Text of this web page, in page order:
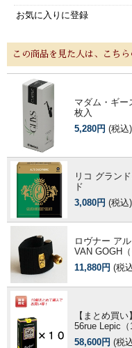
お気に入りに登録
この商品を見た人は、こち
マダム・ギ
枚入
5,280円 (税込)
リコ グラン
ド
3,080円 (税込)
ロヴナー ア
VAN GOGH
11,880円 (税
【まとめ買
56rue Lepic（
58,600円 (税